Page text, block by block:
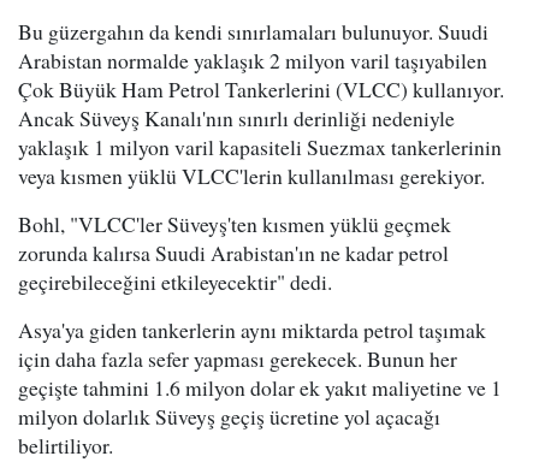
Bu güzergahın da kendi sınırlamaları bulunuyor. Suudi
Arabistan normalde yaklaşık 2 milyon varil taşıyabilen
Çok Büyük Ham Petrol Tankerlerini (VLCC) kullanıyor.
Ancak Süveyş Kanalı'nın sınırlı derinliği nedeniyle
yaklaşık 1 milyon varil kapasiteli Suezmax tankerlerinin
veya kısmen yüklü VLCC'lerin kullanılması gerekiyor.
Bohl, "VLCC'ler Süveyş'ten kısmen yüklü geçmek
zorunda kalırsa Suudi Arabistan'ın ne kadar petrol
geçirebileceğini etkileyecektir" dedi.
Asya'ya giden tankerlerin aynı miktarda petrol taşımak
için daha fazla sefer yapması gerekecek. Bunun her
geçişte tahmini 1.6 milyon dolar ek yakıt maliyetine ve 1
milyon dolarlık Süveyş geçiş ücretine yol açacağı
belirtiliyor.